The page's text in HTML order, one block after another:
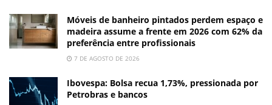
Móveis de banheiro pintados perdem espaço e
madeira assume a frente em 2026 com 62% da
preferência entre profissionais
7 DE AGOSTO DE 2026
Ibovespa: Bolsa recua 1,73%, pressionada por
Petrobras e bancos